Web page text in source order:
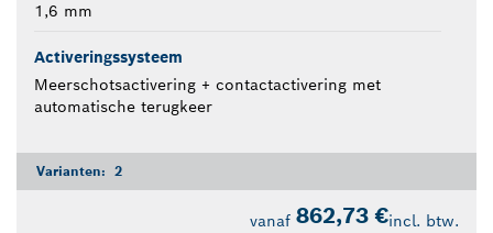
1,6 mm
Activeringssysteem
Meerschotsactivering + contactactivering met
automatische terugkeer
Varianten: 2
vanaf 862,73 €incl. btw.